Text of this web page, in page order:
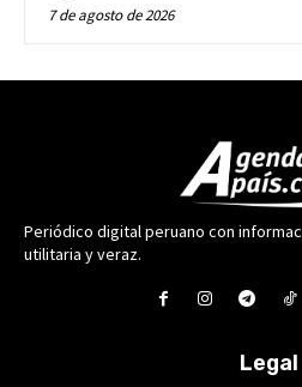
7 de agosto de 2026
Periódico digital peruano con
utilitaria y veraz.
Legal